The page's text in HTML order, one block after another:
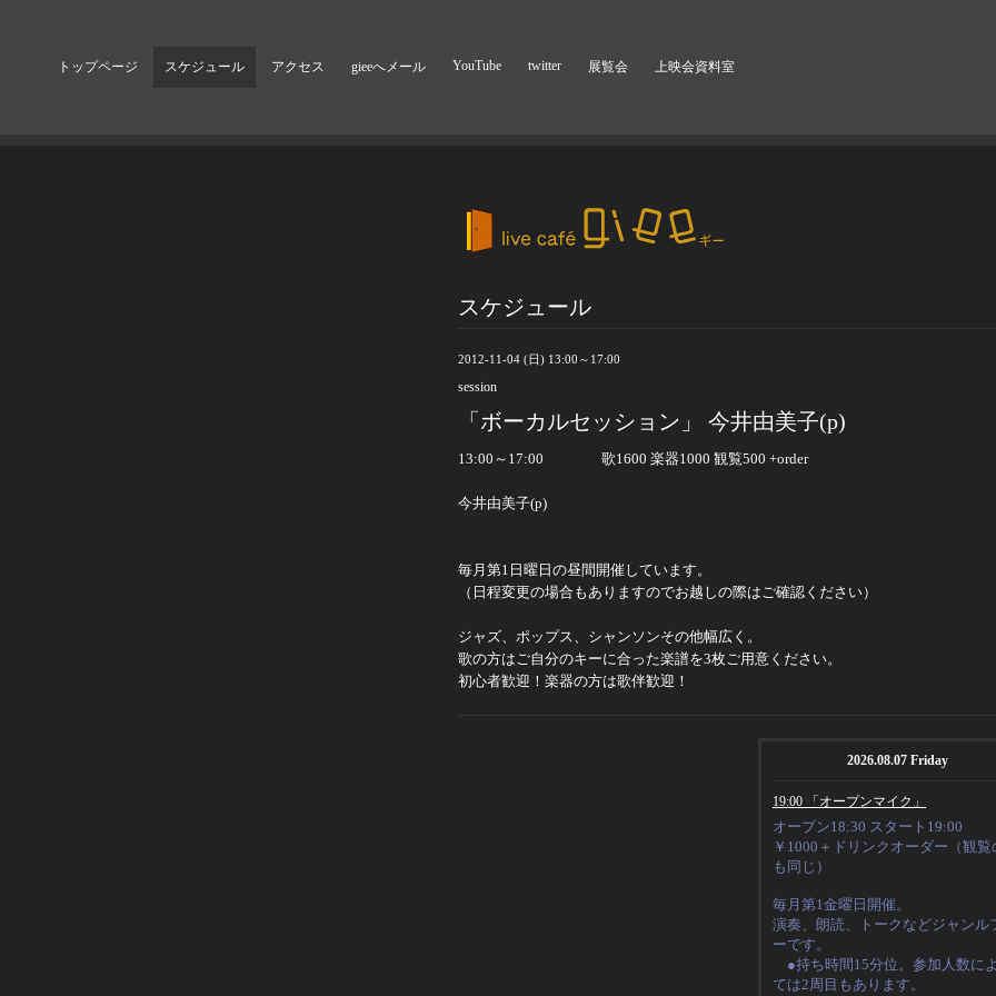
トップページ スケジュール アクセス gieeへメール YouTube twitter 展覧会 上映会資料室
スケジュール
2012-11-04 (日) 13:00～17:00
session
「ボーカルセッション」 今井由美子(p)
13:00 ～ 17:00 歌1600 楽器1000 観覧500 +order
今井由美子(p)
毎月第1日曜日の昼間開催しています。
（日程変更の場合もありますのでお越しの際はご確認ください）
ジャズ、ポップス、シャンソンその他幅広く。
歌の方はご自分のキーに合った楽譜を3枚ご用意ください。
初心者歓迎！楽器の方は歌伴歓迎！
2026.08.07 Friday
19:00 「オープンマイク」
オープン18:30 スタート19:00
￥1000＋ドリンクオーダー（観覧
も同じ）
毎月第1金曜日開催。
演奏、朗読、トークなどジャンル
ーです。
●持ち時間15分位。 参加人数に
ては2周目もあります。